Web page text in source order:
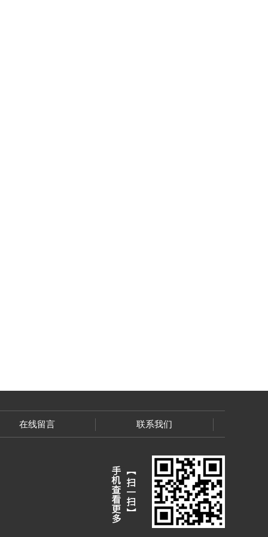
在线留言 联系我们